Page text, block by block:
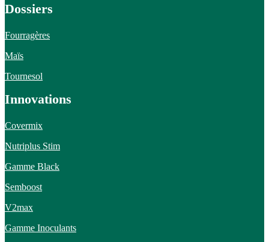
Dossiers
Fourragères
Maïs
Tournesol
Innovations
Covermix
Nutriplus Stim
Gamme Black
Semboost
V2max
Gamme Inoculants